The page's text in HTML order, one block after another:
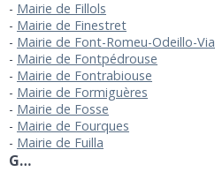
Mairie de Fillols
Mairie de Finestret
Mairie de Font-Romeu-Odeillo-Via
Mairie de Fontpédrouse
Mairie de Fontrabiouse
Mairie de Formiguères
Mairie de Fosse
Mairie de Fourques
Mairie de Fuilla
G…